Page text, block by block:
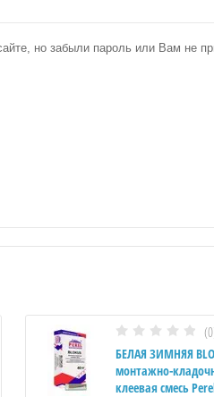
но забыли пароль или Вам не
БЕЛАЯ ЗИМНЯЯ
монтажно-
клеевая смесь